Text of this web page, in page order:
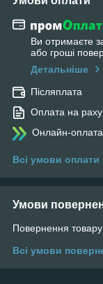
Ви отримаєте
або гроші
Детальніше
Післяплата
Оплата на
Онлайн-
Всі умови оплати
Умови
Повернення
Всі умови